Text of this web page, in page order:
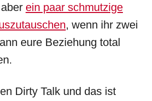
ein paar schmutzige
, wenn ihr zwei
eure Beziehung total
Dirty Talk und das ist